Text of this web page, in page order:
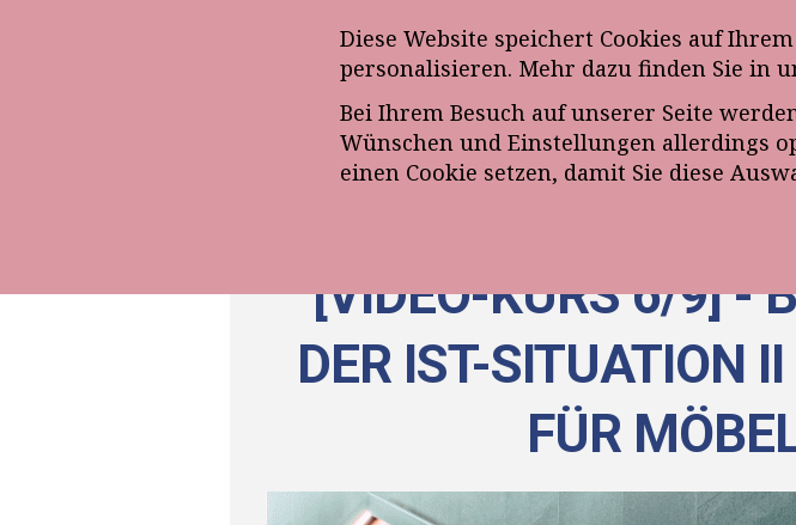
Diese Website speichert Cookies auf
personalisieren. Mehr dazu finden Sie in
Bei Ihrem Besuch auf unserer Seite
Wünschen und Einstellungen allerdings
einen Cookie setzen, damit Sie diese
Anmeldung zum E-Mail-Newsletter
ÜBER UNS PROGRAMME
[VIDEO-KURS 6/9] -
DER IST-SITUATION
FÜR